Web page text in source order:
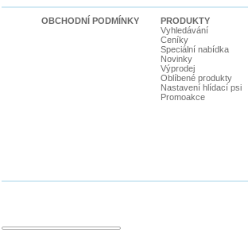
OBCHODNÍ PODMÍNKY
PRODUKTY
Vyhledávání
Ceníky
Speciální nabídka
Novinky
Výprodej
Oblíbené produkty
Nastavení hlídací psi
Promoakce